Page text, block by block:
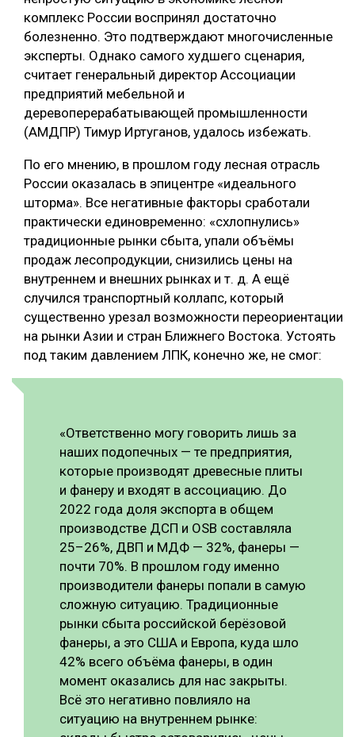
комплекс России воспринял достаточно
болезненно. Это подтверждают многочисленные
эксперты. Однако самого худшего сценария,
считает генеральный директор Ассоциации
предприятий мебельной и
деревоперерабатывающей промышленности
(АМДПР) Тимур Иртуганов, удалось избежать.
По его мнению, в прошлом году лесная отрасль
России оказалась в эпицентре «идеального
шторма». Все негативные факторы сработали
практически единовременно: «схлопнулись»
традиционные рынки сбыта, упали объёмы
продаж лесопродукции, снизились цены на
внутреннем и внешних рынках и т. д. А ещё
случился транспортный коллапс, который
существенно урезал возможности переориентации
на рынки Азии и стран Ближнего Востока. Устоять
под таким давлением ЛПК, конечно же, не смог:
«Ответственно могу говорить лишь за
наших подопечных — те предприятия,
которые производят древесные плиты
и фанеру и входят в ассоциацию. До
2022 года доля экспорта в общем
производстве ДСП и OSB составляла
25–26%, ДВП и МДФ — 32%, фанеры —
почти 70%. В прошлом году именно
производители фанеры попали в самую
сложную ситуацию. Традиционные
рынки сбыта российской берёзовой
фанеры, а это США и Европа, куда шло
42% всего объёма фанеры, в один
момент оказались для нас закрыты.
Всё это негативно повлияло на
ситуацию на внутреннем рынке: